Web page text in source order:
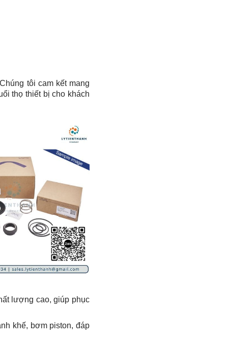
tôi cam kết mang
thọ thiết bị cho khách
lượng cao, giúp phục
khế, bơm piston, đáp